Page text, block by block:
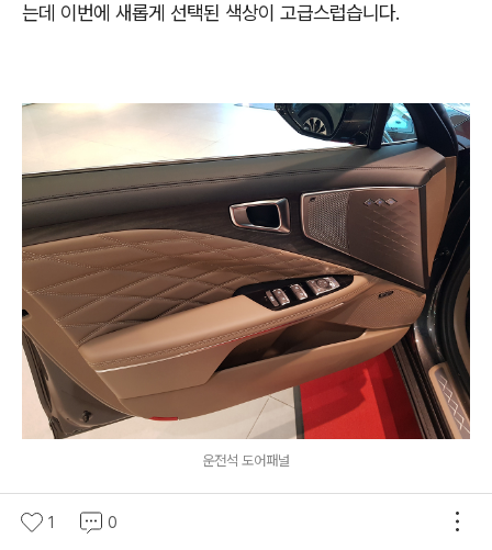
는데 이번에 새롭게 선택된 색상이 고급스럽습니다.
운전석 도어패널
1 0